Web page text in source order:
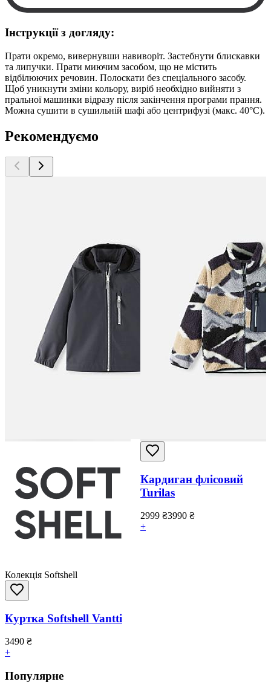
Інструкції з догляду:
Прати окремо, вивернувши навиворіт. Застебнути блискавки
та липучки. Прати миючим засобом, що не містить
відбілюючих речовин. Полоскати без спеціального засобу.
Щоб уникнути зміни кольору, виріб необхідно вийняти з
пральної машинки відразу після закінчення програми прання.
Можна сушити в сушильній шафі або центрифузі (макс. 40°C).
Рекомендуємо
Колекція Softshell
Куртка Softshell Vantti
3490 ₴
+
Кардиган флісовий
Turilas
2999 ₴3990 ₴
+
Популярне